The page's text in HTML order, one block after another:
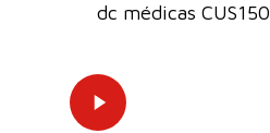
dc médicas
Play
Video